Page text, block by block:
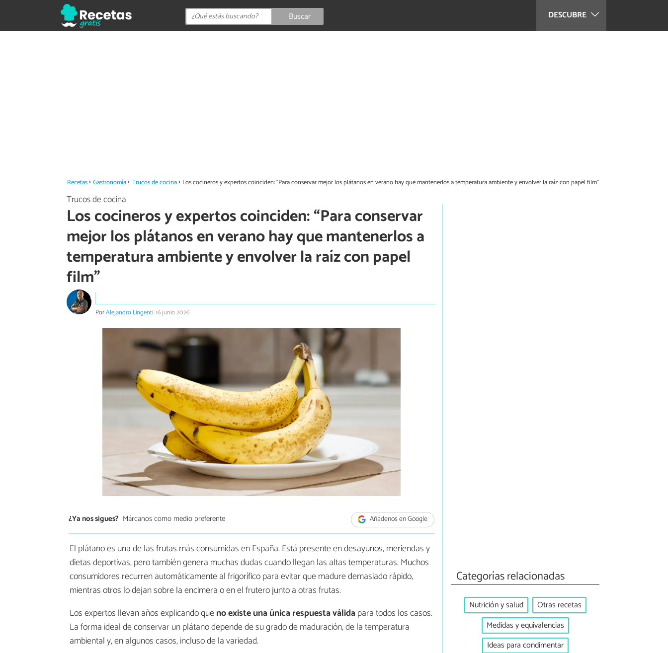
DESCUBRE
Buscar
Recetas Gastronomía Trucos de cocina Los cocineros y expertos coinciden: “Para conservar mejor los plátanos en verano hay que mantenerlos a temperatura ambiente y envolver la raíz con papel film”
Trucos de cocina
Los cocineros y expertos coinciden: “Para conservar
mejor los plátanos en verano hay que mantenerlos a
temperatura ambiente y envolver la raíz con papel
film”
PorAlejandro Lingenti.16 junio 2026
¿Ya nos sigues? Márcanos como medio preferente Añádenos en Google
El plátano es una de las frutas más consumidas en España. Está presente en desayunos, meriendas y
dietas deportivas, pero también genera muchas dudas cuando llegan las altas temperaturas. Muchos
consumidores recurren automáticamente al frigorífico para evitar que madure demasiado rápido,
mientras otros lo dejan sobre la encimera o en el frutero junto a otras frutas.
Los expertos llevan años explicando queno existe una única respuesta válidapara todos los casos.
La forma ideal de conservar un plátano depende de su grado de maduración, de la temperatura
ambiental y, en algunos casos, incluso de la variedad.
Categorías relacionadas
Nutrición y salud
Otras recetas
Medidas y equivalencias
Ideas para condimentar